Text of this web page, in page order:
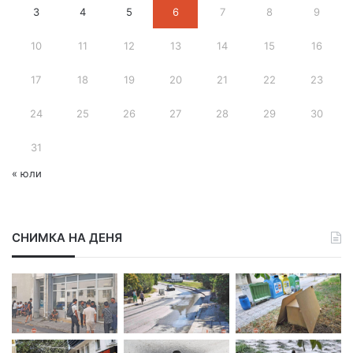
3 4 5 6 7 8 9
10 11 12 13 14 15 16
17 18 19 20 21 22 23
24 25 26 27 28 29 30
31
« юли
СНИМКА НА ДЕНЯ